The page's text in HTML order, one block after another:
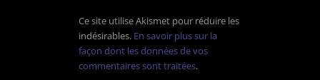
Ce site utilise Akismet pour réduire les
indésirables. En savoir plus sur la
façon dont les données de vos
commentaires sont traitées.